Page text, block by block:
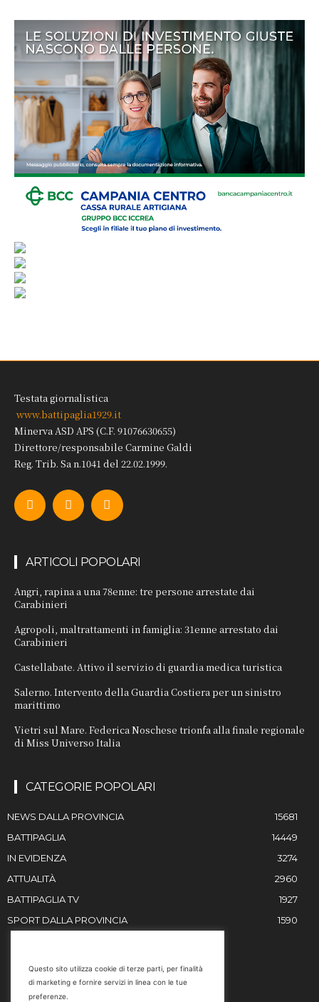
Testata giornalistica
www.battipaglia1929.it
Minerva ASD APS (C.F. 91076630655)
Direttore/responsabile Carmine Galdi
Reg. Trib. Sa n.1041 del 22.02.1999.
ARTICOLI POPOLARI
Angri, rapina a una 78enne: tre persone arrestate dai
Carabinieri
Agropoli, maltrattamenti in famiglia: 31enne arrestato dai
Carabinieri
Castellabate. Attivo il servizio di guardia medica turistica
Salerno. Intervento della Guardia Costiera per un sinistro
marittimo
Vietri sul Mare. Federica Noschese trionfa alla finale regionale
di Miss Universo Italia
CATEGORIE POPOLARI
NEWS DALLA PROVINCIA
15681
BATTIPAGLIA
14449
IN EVIDENZA
3274
ATTUALITÀ
2960
BATTIPAGLIA TV
1927
SPORT DALLA PROVINCIA
1590
Email
Questo sito utilizza cookie di terze parti, per finalità
di marketing e fornire servizi in linea con le tue
preferenze.